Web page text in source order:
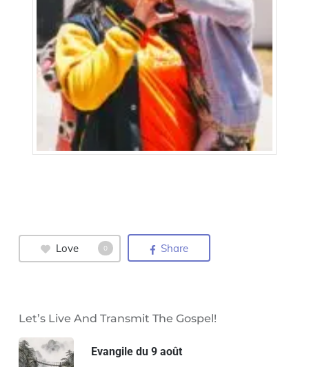
Love 0 Share
Let’s Live And Transmit The Gospel!
Evangile du 9 août